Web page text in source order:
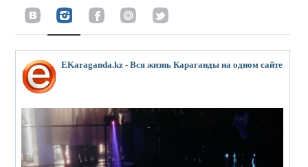
EKaraganda.kz - Вся жизнь Караганды на одном сайте